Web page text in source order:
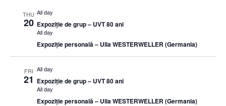
THU
20
All day
Expoziție de grup – UVT 80 ani
All day
Expoziție personală – Ulla WESTERWELLER (Germania)
FRI
21
All day
Expoziție de grup – UVT 80 ani
All day
Expoziție personală – Ulla WESTERWELLER (Germania)